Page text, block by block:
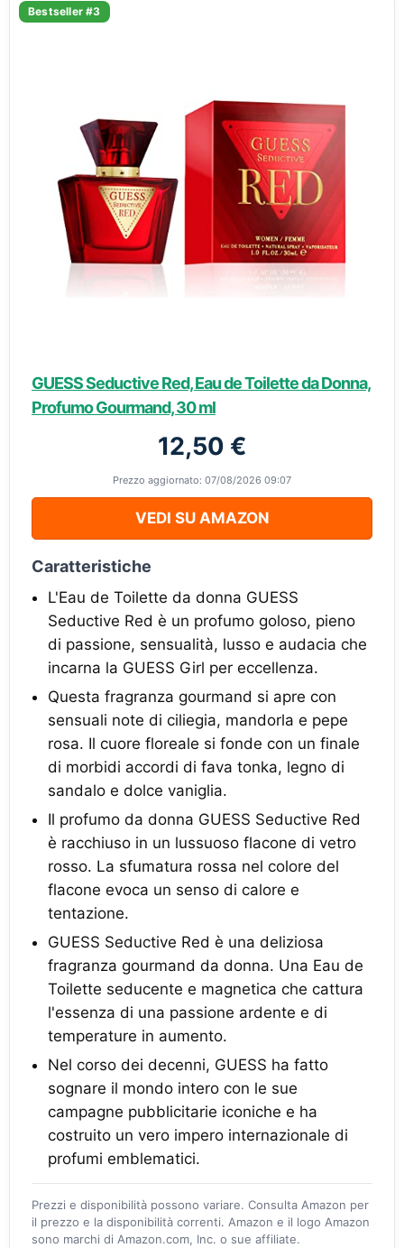
Bestseller #3
GUESS Seductive Red, Eau de Toilette da Donna,
Profumo Gourmand, 30 ml
12,50 €
Prezzo aggiornato: 07/08/2026 09:07
VEDI SU AMAZON
Caratteristiche
L'Eau de Toilette da donna GUESS
Seductive Red è un profumo goloso, pieno
di passione, sensualità, lusso e audacia che
incarna la GUESS Girl per eccellenza.
Questa fragranza gourmand si apre con
sensuali note di ciliegia, mandorla e pepe
rosa. Il cuore floreale si fonde con un finale
di morbidi accordi di fava tonka, legno di
sandalo e dolce vaniglia.
Il profumo da donna GUESS Seductive Red
è racchiuso in un lussuoso flacone di vetro
rosso. La sfumatura rossa nel colore del
flacone evoca un senso di calore e
tentazione.
GUESS Seductive Red è una deliziosa
fragranza gourmand da donna. Una Eau de
Toilette seducente e magnetica che cattura
l'essenza di una passione ardente e di
temperature in aumento.
Nel corso dei decenni, GUESS ha fatto
sognare il mondo intero con le sue
campagne pubblicitarie iconiche e ha
costruito un vero impero internazionale di
profumi emblematici.
Prezzi e disponibilità possono variare. Consulta Amazon per
il prezzo e la disponibilità correnti. Amazon e il logo Amazon
sono marchi di Amazon.com, Inc. o sue affiliate.